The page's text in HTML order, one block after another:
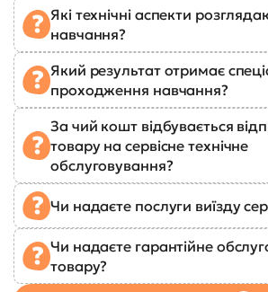
Які технічні аспекти
навчання?
Який результат отримає
проходження навчання?
За чий кошт відбувається
товару на сервісне технічне
обслуговування?
Чи надаєте послуги виїзду
Чи надаєте гарантійне
товару?